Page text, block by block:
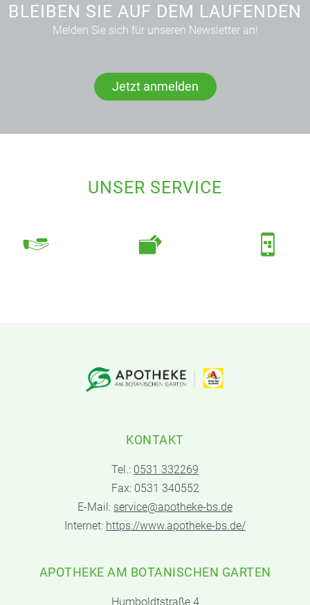
BLEIBEN SIE AUF DEM LAUFENDEN
Melden Sie sich für unseren Newsletter an!
Jetzt anmelden
UNSER SERVICE
KONTAKT
Tel.: 0531 332269
Fax: 0531 340552
E-Mail: service@apotheke-bs.de
Internet: https://www.apotheke-bs.de/
APOTHEKE AM BOTANISCHEN GARTEN
Humboldtstraße 4